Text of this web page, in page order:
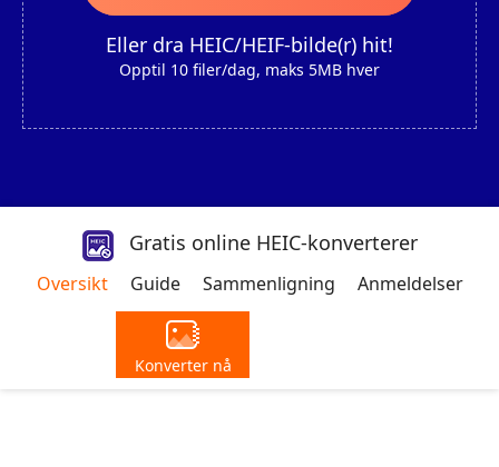
Eller dra HEIC/HEIF-bilde(r) hit!
Opptil 10 filer/dag, maks 5MB hver
Gratis online HEIC-konverterer
Oversikt Guide Sammenligning Anmeldelser
Konverter nå